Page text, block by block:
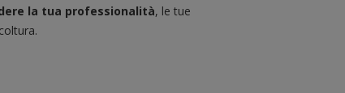
la tua professionalità, le tue